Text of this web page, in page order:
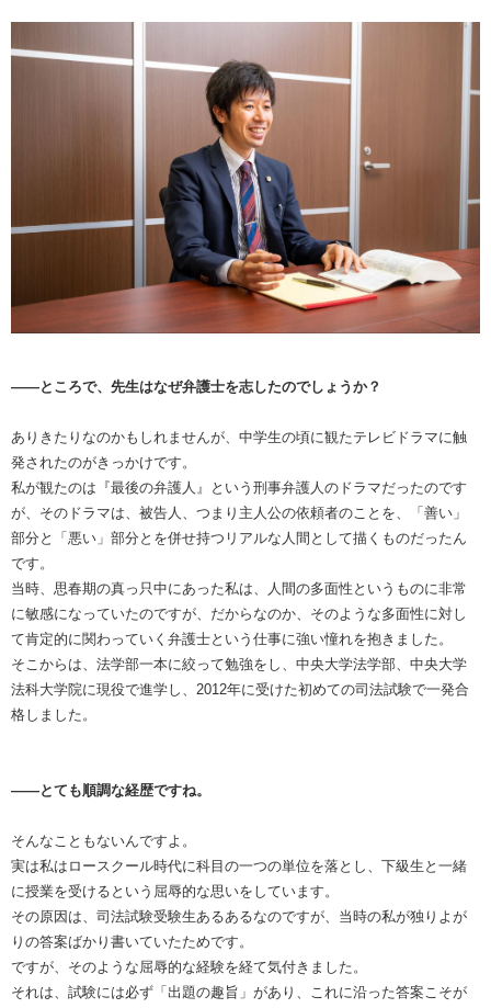
――ところで、先生はなぜ弁護士を志したのでしょうか？
ありきたりなのかもしれませんが、中学生の頃に観たテレビドラマに触
発されたのがきっかけです。
私が観たのは『最後の弁護人』という刑事弁護人のドラマだったのです
が、そのドラマは、被告人、つまり主人公の依頼者のことを、「善い」
部分と「悪い」部分とを併せ持つリアルな人間として描くものだったん
です。
当時、思春期の真っ只中にあった私は、人間の多面性というものに非常
に敏感になっていたのですが、だからなのか、そのような多面性に対し
て肯定的に関わっていく弁護士という仕事に強い憧れを抱きました。
そこからは、法学部一本に絞って勉強をし、中央大学法学部、中央大学
法科大学院に現役で進学し、2012年に受けた初めての司法試験で一発合
格しました。
――とても順調な経歴ですね。
そんなこともないんですよ。
実は私はロースクール時代に科目の一つの単位を落とし、下級生と一緒
に授業を受けるという屈辱的な思いをしています。
その原因は、司法試験受験生あるあるなのですが、当時の私が独りよが
りの答案ばかり書いていたためです。
ですが、そのような屈辱的な経験を経て気付きました。
それは、試験には必ず「出題の趣旨」があり、これに沿った答案こそが